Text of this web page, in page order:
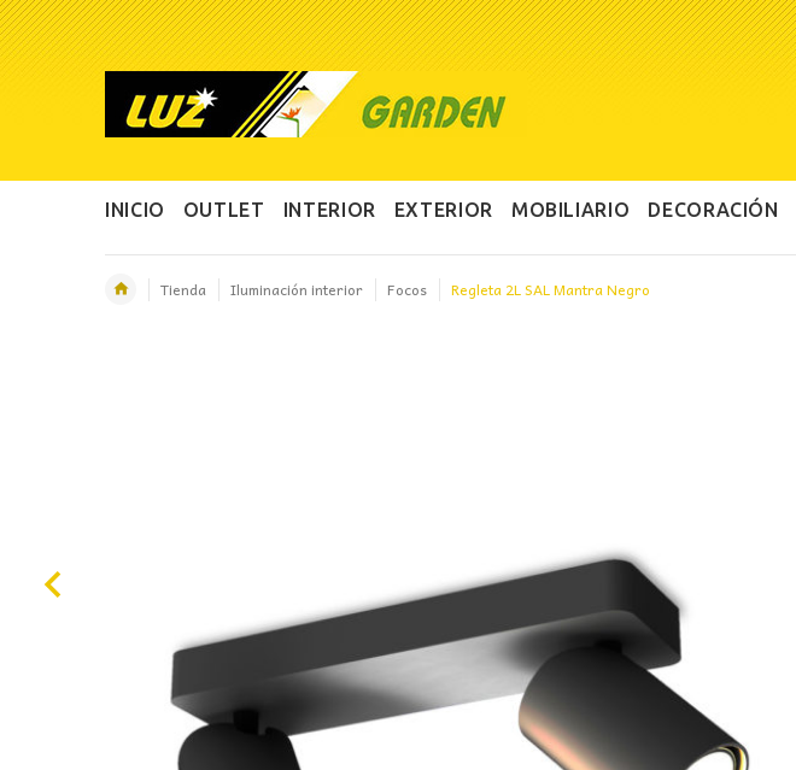
INICIO OUTLET INTERIOR EXTERIOR MOBILIARIO DECORACIÓN
Tienda Iluminación interior Focos Regleta 2L SAL Mantra Negro